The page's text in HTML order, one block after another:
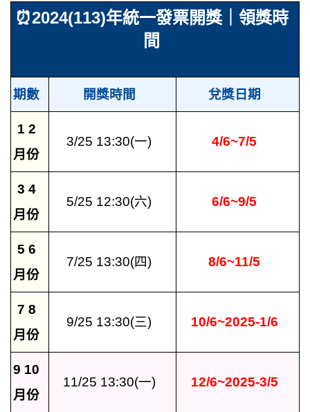
⏰2024(113)年統一發票開獎｜領獎時
間
期數 開獎時間 兌獎日期
1 2
月份
3/25 13:30(一) 4/6~7/5
3 4
月份
5/25 12:30(六) 6/6~9/5
5 6
月份
7/25 13:30(四) 8/6~11/5
7 8
月份
9/25 13:30(三) 10/6~2025-1/6
9 10
月份
11/25 13:30(一) 12/6~2025-3/5